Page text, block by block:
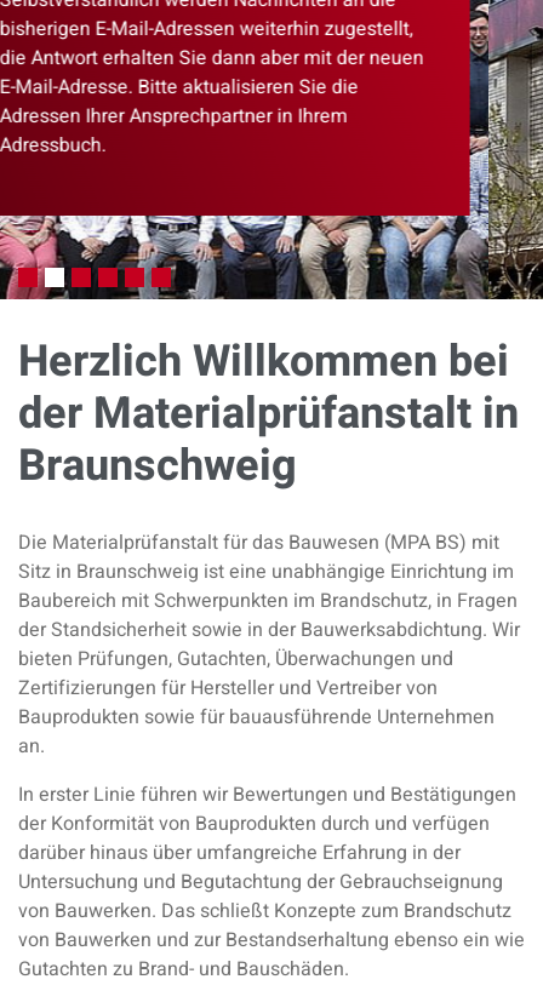
Herzlich Willkommen bei
der Materialprüfanstalt in
Braunschweig
Die Materialprüfanstalt für das Bauwesen (MPA BS) mit
Sitz in Braunschweig ist eine unabhängige Einrichtung im
Baubereich mit Schwerpunkten im Brandschutz, in Fragen
der Standsicherheit sowie in der Bauwerksabdichtung. Wir
bieten Prüfungen, Gutachten, Überwachungen und
Zertifizierungen für Hersteller und Vertreiber von
Bauprodukten sowie für bauausführende Unternehmen
an.
In erster Linie führen wir Bewertungen und Bestätigungen
der Konformität von Bauprodukten durch und verfügen
darüber hinaus über umfangreiche Erfahrung in der
Untersuchung und Begutachtung der Gebrauchseignung
von Bauwerken. Das schließt Konzepte zum Brandschutz
von Bauwerken und zur Bestandserhaltung ebenso ein wie
Gutachten zu Brand- und Bauschäden.